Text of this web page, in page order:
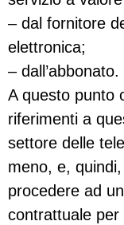
– dal fornitore
elettronica;
– dall’abbonato.
A questo punto
riferimenti a
settore delle
meno, e,
procedere ad
contrattuale